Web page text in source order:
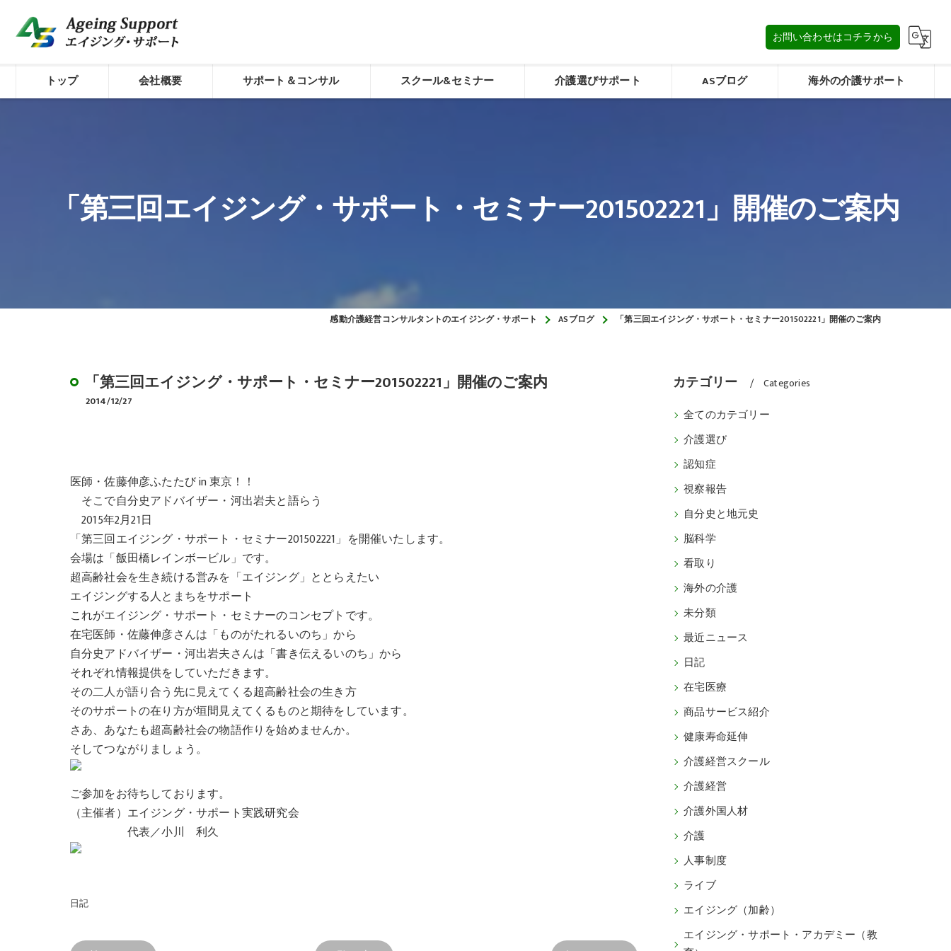
お問い合わせはコチラから
トップ 会社概要
株式会社エイジング・サポート
サポート＆コンサル
介護経営診断
外国人材活用型介護経営トータルサポート
介護経営サポート／食べる力（誤嚥性肺炎予防）
デイサービスのやりくり
スクール&セミナー
デイサービスやりくり講座「動画学習コース」
介護選びサポート ASブログ 海外の介護サポート
「第三回エイジング・サポート・セミナー201502221」開催のご案内
感動介護経営コンサルタントのエイジング・サポート ASブログ 「第三回エイジング・サポート・セミナー201502221」開催のご案内
「第三回エイジング・サポート・セミナー201502221」開催のご案内
2014/12/27
医師・佐藤伸彦ふたたび in 東京！！
そこで自分史アドバイザー・河出岩夫と語らう
2015年2月21日
「第三回エイジング・サポート・セミナー201502221」を開催いたします。
会場は「飯田橋レインボービル」です。
超高齢社会を生き続ける営みを「エイジング」ととらえたい
エイジングする人とまちをサポート
これがエイジング・サポート・セミナーのコンセプトです。
在宅医師・佐藤伸彦さんは「ものがたれるいのち」から
自分史アドバイザー・河出岩夫さんは「書き伝えるいのち」から
それぞれ情報提供をしていただきます。
その二人が語り合う先に見えてくる超高齢社会の生き方
そのサポートの在り方が垣間見えてくるものと期待をしています。
さあ、あなたも超高齢社会の物語作りを始めませんか。
そしてつながりましょう。
ご参加をお待ちしております。
（主催者）エイジング・サポート実践研究会
代表／小川 利久
日記
カテゴリー Categories
全てのカテゴリー
介護選び
認知症
視察報告
自分史と地元史
脳科学
看取り
海外の介護
未分類
最近ニュース
日記
在宅医療
商品サービス紹介
健康寿命延伸
介護経営スクール
介護経営
介護外国人材
介護
人事制度
ライブ
エイジング（加齢）
エイジング・サポート・アカデミー（教